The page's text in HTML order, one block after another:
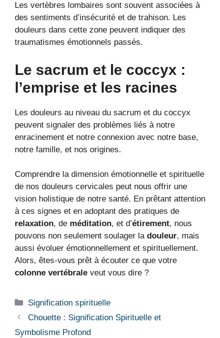
Les vertèbres lombaires sont souvent associées à
des sentiments d’insécurité et de trahison. Les
douleurs dans cette zone peuvent indiquer des
traumatismes émotionnels passés.
Le sacrum et le coccyx :
l’emprise et les racines
Les douleurs au niveau du sacrum et du coccyx
peuvent signaler des problèmes liés à notre
enracinement et notre connexion avec notre base,
notre famille, et nos origines.
Comprendre la dimension émotionnelle et spirituelle
de nos douleurs cervicales peut nous offrir une
vision holistique de notre santé. En prêtant attention
à ces signes et en adoptant des pratiques de
relaxation, de méditation, et d’étirement, nous
pouvons non seulement soulager la douleur, mais
aussi évoluer émotionnellement et spirituellement.
Alors, êtes-vous prêt à écouter ce que votre
colonne vertébrale veut vous dire ?
Catégories
Signification spirituelle
Chouette : Signification Spirituelle et
Symbolisme Profond